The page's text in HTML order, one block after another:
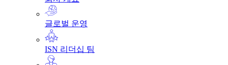
글로벌 운영
ISN 리더십 팀